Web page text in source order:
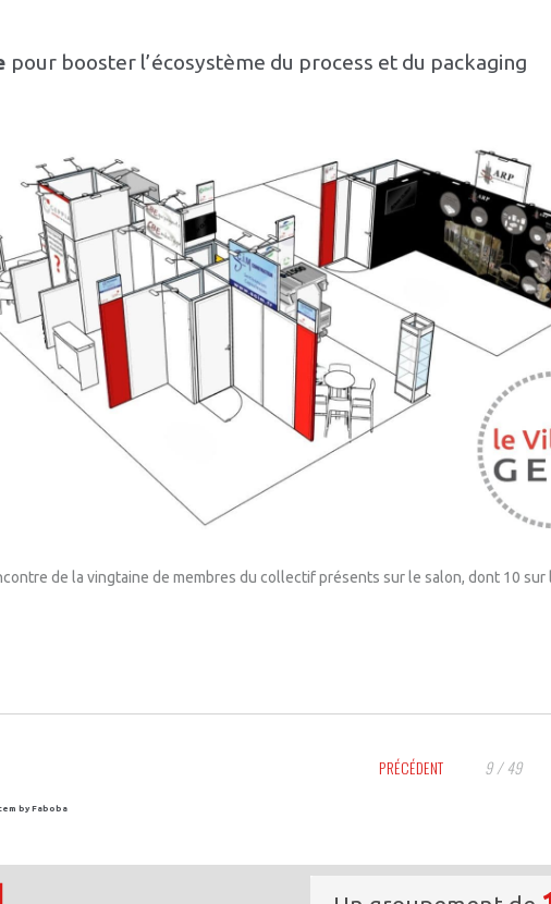
pour booster l’écosystème du process et du packaging
de la vingtaine de membres du collectif présents sur le salon, dont 10 sur
PRÉCÉDENT 9 / 49
by Faboba